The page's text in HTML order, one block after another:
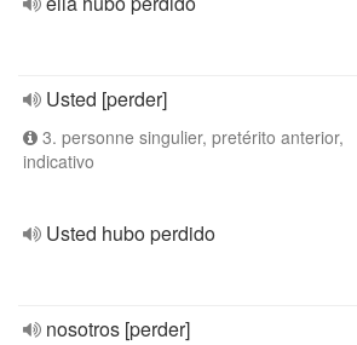
Usted [perder]
3. personne singulier, pretérito anterior,
indicativo
Usted hubo perdido
nosotros [perder]